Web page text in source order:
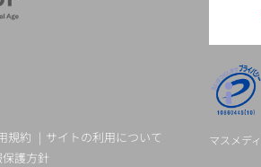
マスメデ
規約
サイトの利用について
護方針